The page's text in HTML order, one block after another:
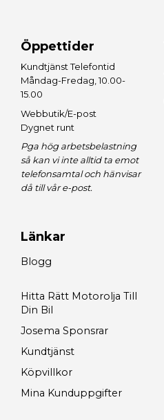
Öppettider
Kundtjänst Telefontid
Måndag-Fredag, 10.00-
15.00
Webbutik/E-post
Dygnet runt
Pga hög arbetsbelastning
så kan vi inte alltid ta emot
telefonsamtal och hänvisar
då till vår e-post.
Länkar
Blogg
Hitta Rätt Motorolja Till
Din Bil
Josema Sponsrar
Kundtjänst
Köpvillkor
Mina Kunduppgifter